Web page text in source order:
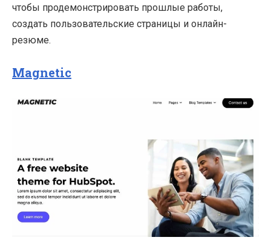
чтобы продемонстрировать прошлые работы,
создать пользовательские страницы и онлайн-
резюме.
Magnetic